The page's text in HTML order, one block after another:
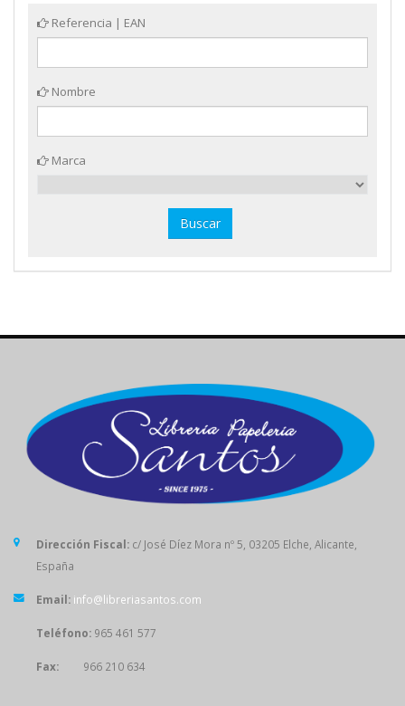
Referencia | EAN
Nombre
Marca
Dirección Fiscal: c/ José Díez Mora nº 5, 03205 Elche, Alicante,
España
Email: info@libreriasantos.com
Teléfono: 965 461 577
Fax: 966 210 634